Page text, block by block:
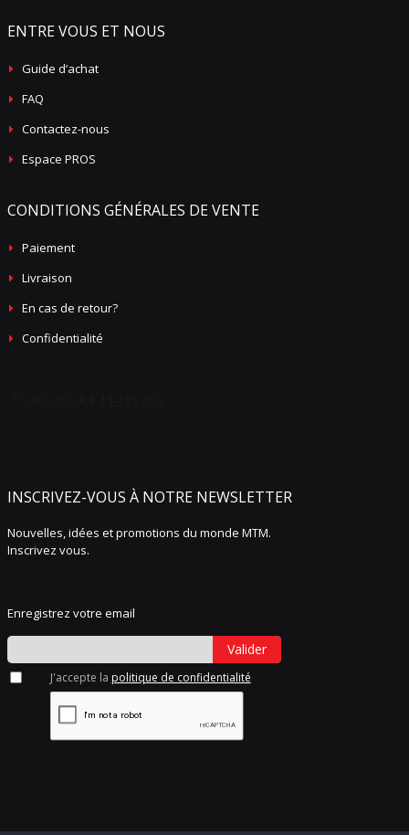
ENTRE VOUS ET NOUS
Guide d’achat
FAQ
Contactez-nous
Espace PROS
CONDITIONS GÉNÉRALES DE VENTE
Paiement
Livraison
En cas de retour?
Confidentialité
INSCRIVEZ-VOUS À NOTRE NEWSLETTER
Nouvelles, idées et promotions du monde MTM.
Inscrivez vous.
Enregistrez votre email
Valider
J'accepte la politique de confidentialité